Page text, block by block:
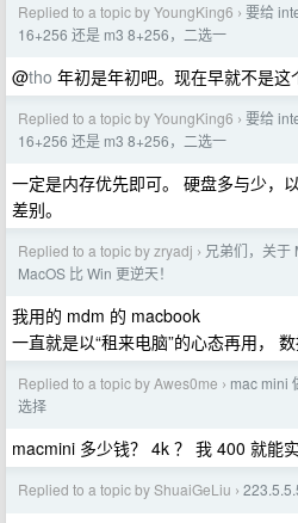
Replied to a topic by YoungKing6 › 要给
16+256 还是 m3 8+256，二选一
@tho 年初是年初吧。现在早就不是这
Replied to a topic by YoungKing6 › 要给
16+256 还是 m3 8+256，二选一
一定是内存优先即可。 硬盘多与少，
差别。
Replied to a topic by zryadj › 兄弟们，关于
MacOS 比 Win 更逆天！
我用的 mdm 的 macbook
一直就是以“租来电脑”的心态再用， 数
Replied to a topic by Awes0me › mac mini
选择
macmini 多少钱？ 4k ？ 我 400 就能
Replied to a topic by ShuaiGeLiu ›